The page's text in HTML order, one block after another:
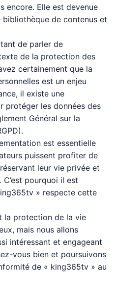
encore. Elle est devenue
de contenus et
de parler de
de la protection des
certainement que la
est un enjeu
il existe une
protéger les données des
Général sur la
est essentielle
puissent profiter de
leur vie privée et
pourquoi il est
» respecte cette
la protection de la vie
mais nous allons
intéressant et engageant
vous bien et poursuivons
de « king365tv » au